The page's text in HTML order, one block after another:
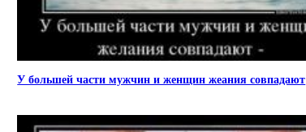
У большей части мужчин и женщин жеания совпадают